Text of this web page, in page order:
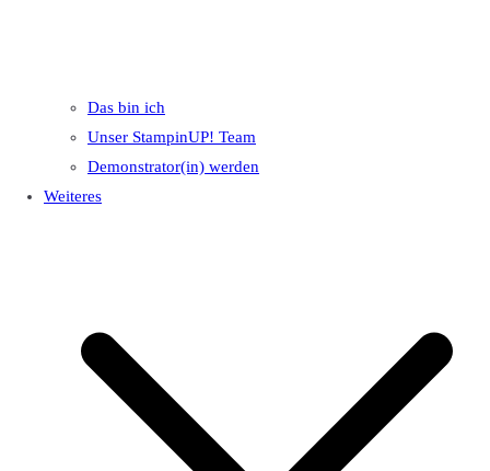
Das bin ich
Unser StampinUP! Team
Demonstrator(in) werden
Weiteres